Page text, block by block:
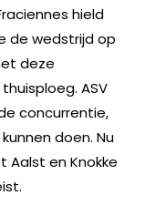
hield
de wedstrijd op
deze
ASV
concurrentie,
doen. Nu
en Knokke